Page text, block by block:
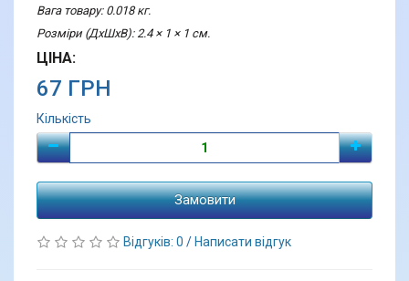
Вага товару: 0.018 кг.
Розміри (ДхШхВ): 2.4 × 1 × 1 см.
ЦІНА:
67 ГРН
Кількість
Замовити
Відгуків: 0 / Написати відгук